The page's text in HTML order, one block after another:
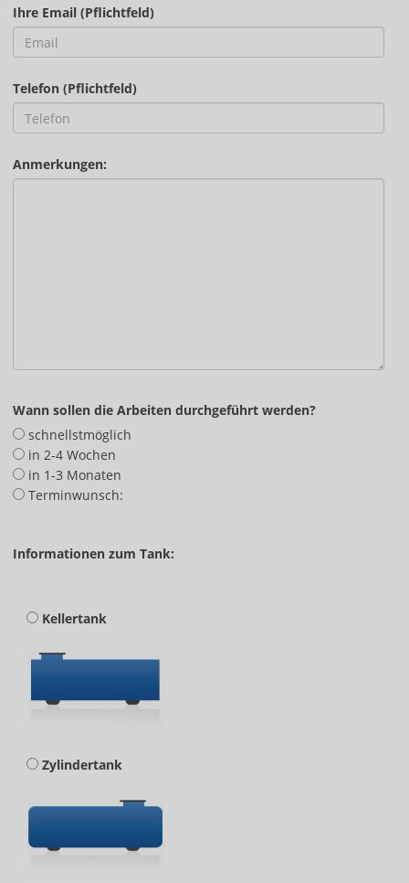
Ihre Email (Pflichtfeld)
Telefon (Pflichtfeld)
Anmerkungen:
Wann sollen die Arbeiten durchgeführt werden?
schnellstmöglich
in 2-4 Wochen
in 1-3 Monaten
Terminwunsch:
Informationen zum Tank:
Kellertank
Zylindertank